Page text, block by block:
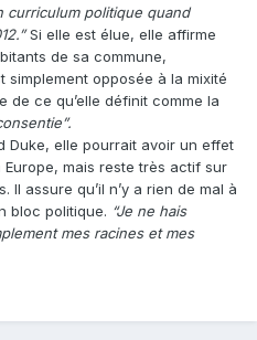
politique quand
Si elle est élue, elle affirme
de sa commune,
simplement opposée à la mixité
de ce qu’elle définit comme la
Duke, elle pourrait avoir un effet
Europe, mais reste très actif sur
Il assure qu’il n’y a rien de mal à
bloc politique. “Je ne hais
mes racines et mes